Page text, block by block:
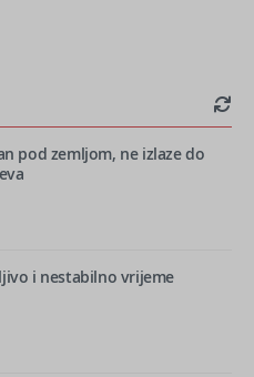
pod zemljom, ne izlaze do
i nestabilno vrijeme